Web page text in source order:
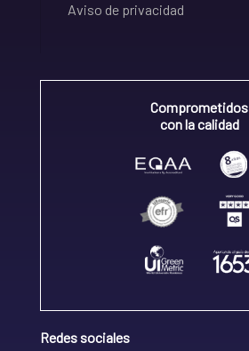
Aviso de privacidad
Comprometidos
con la calidad
Redes sociales